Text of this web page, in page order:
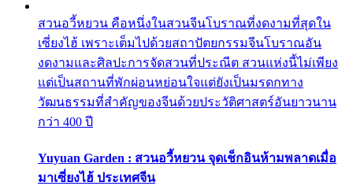
สวนอวี้หยวน คือหนึ่งในสวนจีนโบราณที่งดงามที่สุดใน
เซี่ยงไฮ้ เพราะเต็มไปด้วยสถาปัตยกรรมจีนโบราณอัน
งดงามและศิลปะการจัดสวนที่ประณีต สวนแห่งนี้ไม่เพียง
แต่เป็นสถานที่พักผ่อนหย่อนใจแต่ยังเป็นมรดกทาง
วัฒนธรรมที่สำคัญของจีนด้วยประวัติศาสตร์อันยาวนาน
กว่า 400 ปี
Yuyuan Garden : สวนอวี้หยวน จุดเช็กอินห้ามพลาดเมื่อ
มาเซี่ยงไฮ้ ประเทศจีน